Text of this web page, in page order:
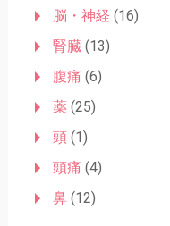
脳・神経 (16)
腎臓 (13)
腹痛 (6)
薬(25)
頭(1)
頭痛 (4)
鼻(12)